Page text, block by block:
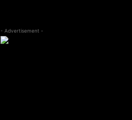
- Advertisement -